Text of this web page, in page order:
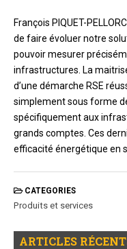
François PIQUET-
de faire évoluer notre
pouvoir mesurer
infrastructures. La
d’une démarche RSE
simplement sous forme
spécifiquement aux
grands comptes. Ces
efficacité énergétique en
CATEGORIES
Produits et services
ARTICLES